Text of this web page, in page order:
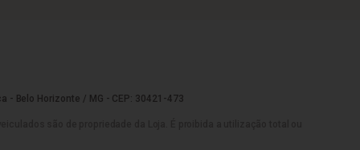
- Belo Horizonte / MG - CEP: 30421-473